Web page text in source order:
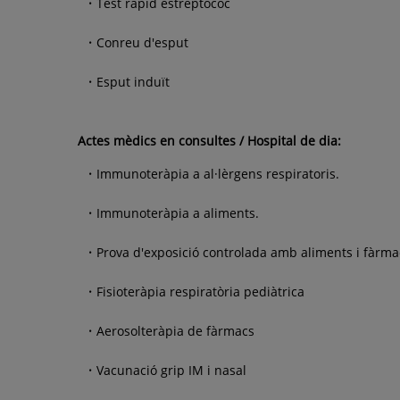
Conreu d'esput
Esput induït
Actes mèdics en consultes / Hospital de dia:
Immunoteràpia a al·lèrgens respiratoris.
Immunoteràpia a aliments.
Prova d'exposició controlada amb aliments i
Fisioteràpia respiratòria pediàtrica
Aerosolteràpia de fàrmacs
Vacunació grip IM i nasal